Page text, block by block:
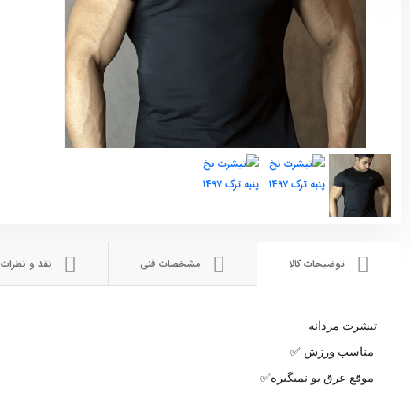
توضیحات کالا مشخصات فنی نقد و نظرات
تیشرت مردانه
مناسب ورزش ✅️
موقع عرق بو نمیگیره✅️